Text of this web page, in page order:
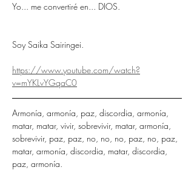
Yo... me convertiré en... DIOS.
Soy Saika Sairingei.
https://www.youtube.com/watch?
v=mYKLvYGqaC0
Armonía, armonía, paz, discordia, armonía,
matar, matar, vivir, sobrevivir, matar, armonía,
sobrevivir, paz, paz, no, no, no, paz, no, paz,
matar, armonía, discordia, matar, discordia,
paz, armonía.